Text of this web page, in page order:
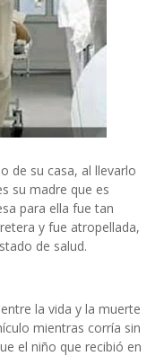
de su casa, al llevarlo
su madre que es
para ella fue tan
y fue atropellada,
de salud.
la vida y la muerte
mientras corría sin
el niño que recibió en